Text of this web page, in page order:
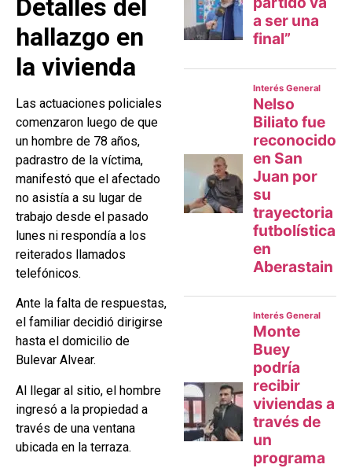
Detalles del
hallazgo en
la vivienda
Las actuaciones policiales
comenzaron luego de que
un hombre de 78 años,
padrastro de la víctima,
manifestó que el afectado
no asistía a su lugar de
trabajo desde el pasado
lunes ni respondía a los
reiterados llamados
telefónicos.
Ante la falta de respuestas,
el familiar decidió dirigirse
hasta el domicilio de
Bulevar Alvear.
Al llegar al sitio, el hombre
ingresó a la propiedad a
través de una ventana
ubicada en la terraza.